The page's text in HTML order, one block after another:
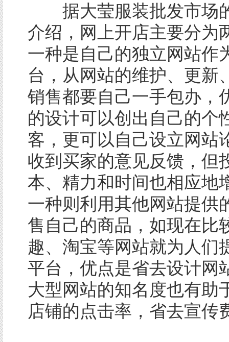
据大莹服装批发市场
介绍，网上开店主要分为
一种是自己的独立网站作
台，从网站的维护、更新
销售都要自己一手包办，
的设计可以创出自己的个
客，更可以自己设立网站
收到买家的意见反馈，但
本、精力和时间也相应地
一种则利用其他网站提供
售自己的商品，如现在比
趣、淘宝等网站就为人们
平台，优点是省去设计网
大型网站的知名度也有助
店铺的点击率，省去宣传